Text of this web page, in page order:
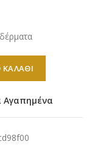
Αγαπημένα